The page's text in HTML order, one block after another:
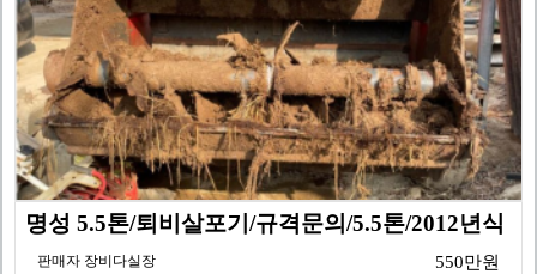
명성 5.5톤/퇴비살포기/규격문의/5.5톤/2012년식
판매자 장비다실장 550만원